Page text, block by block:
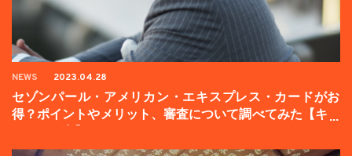
NEWS 2023.04.28
セゾンパール・アメリカン・エキスプレス・カードがお
得？ポイントやメリット、審査について調べてみた【キャ